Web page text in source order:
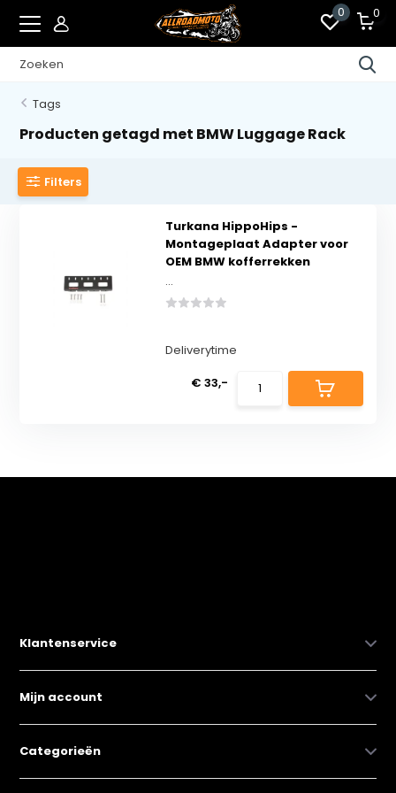
0 0
Tags
Producten getagd met BMW Luggage Rack
Filters
Turkana HippoHips -
Montageplaat Adapter voor
OEM BMW kofferrekken
...
Deliverytime
€ 33,-
Klantenservice
Mijn account
Categorieën